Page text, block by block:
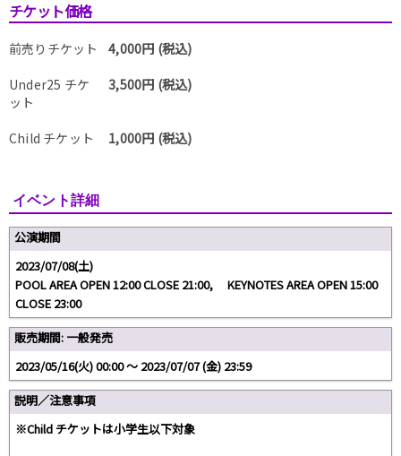
チケット価格
前売りチケット
4,000円 (税込)
Under25 チケ
ット
3,500円 (税込)
Child チケット 1,000円 (税込)
イベント詳細
公演期間
2023/07/08(土)
POOL AREA OPEN 12:00 CLOSE 21:00, KEYNOTES AREA OPEN 15:00
CLOSE 23:00
販売期間: 一般発売
2023/05/16(火) 00:00 〜 2023/07/07 (金) 23:59
説明／注意事項
※Child チケットは小学生以下対象